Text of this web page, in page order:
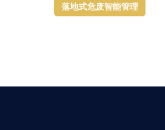
落地式危废智能管理